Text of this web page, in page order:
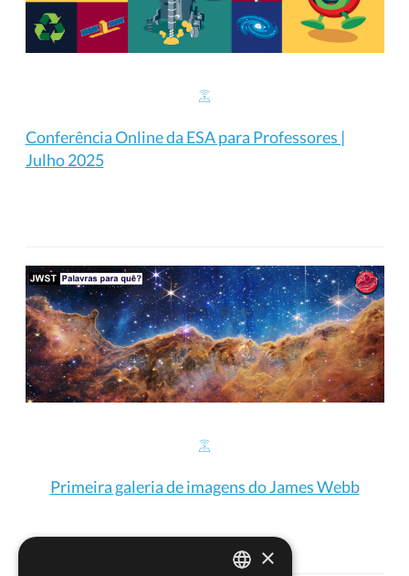
Conferência Online da ESA para Professores |
Julho 2025
Primeira galeria de imagens do James Webb
×